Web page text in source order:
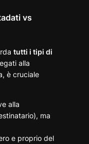
vs
tutti i tipi di
alla
è cruciale
alla
ma
e proprio del